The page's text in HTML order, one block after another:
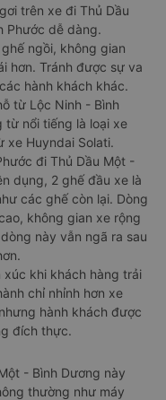
trên xe đi Thủ Dầu
Phước dễ dàng.
ngồi, không gian
hơn. Tránh được sự va
hành khách khác.
từ Lộc Ninh - Bình
từ nổi tiếng là loại xe
xe Huyndai Solati.
đi Thủ Dầu Một -
dụng, 2 ghế đầu xe là
các ghế còn lại. Dòng
không gian xe rộng
này vẫn ngã ra sau
xúc khi khách hàng trải
chỉ nhỉnh hơn xe
hành khách được
đích thực.
- Bình Dương này
thường như máy